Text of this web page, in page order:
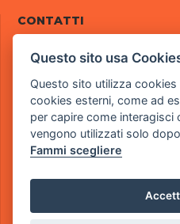
CONTATTI
tel.: +39 030 376 2377
pec:
LINK UTILI
Chi siamo
Informazioni generali
Questo sito usa
Questo sito utilizza
cookies esterni, come ad
per capire come interagisci
vengono utilizzati solo
Fammi scegliere